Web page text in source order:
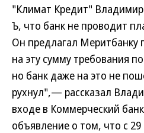
"Климат Кредит"
Ъ, что банк не проводит
Он предлагал Меритбанку
на эту сумму требования
но банк даже на это не
рухнул",— рассказал
входе в Коммерческий
объявление о том, что с